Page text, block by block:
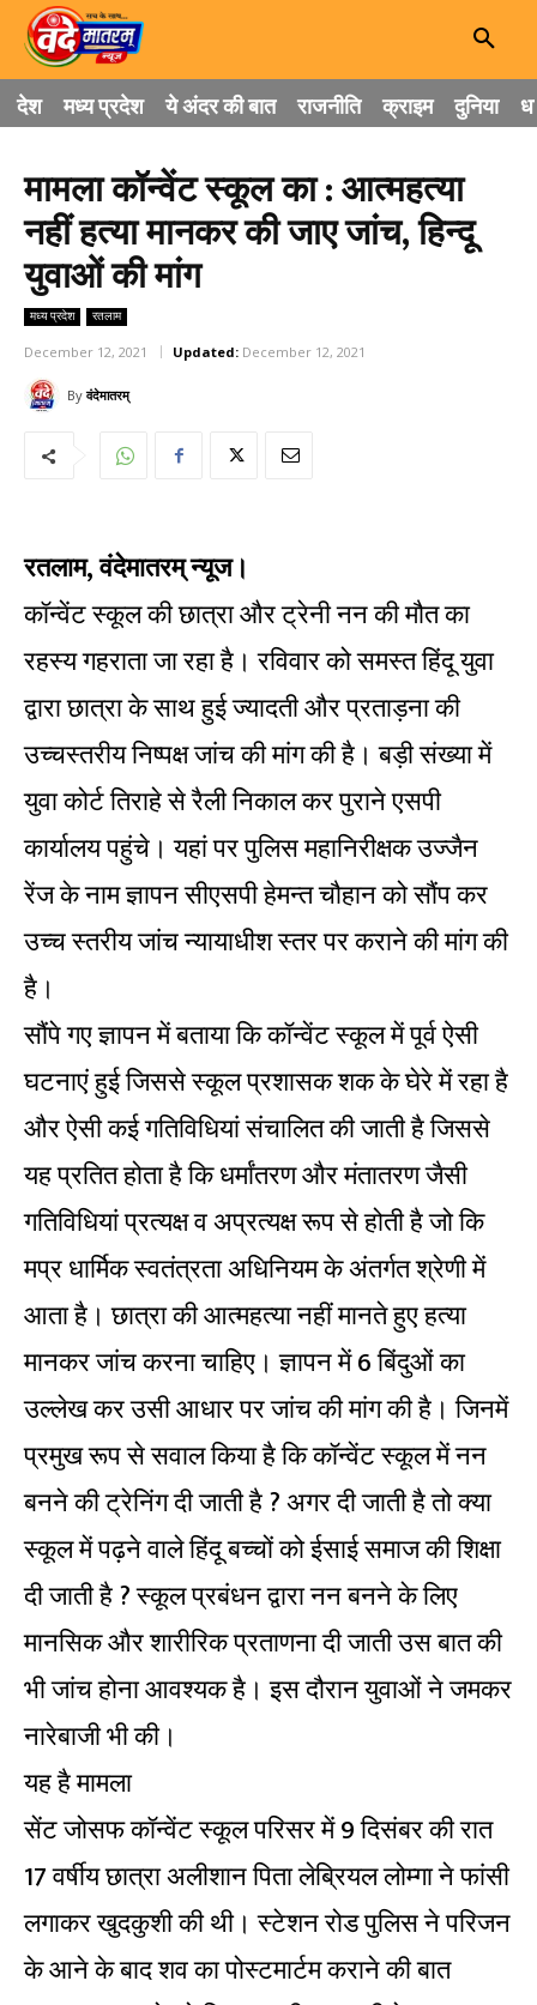
देश मध्य प्रदेश ये अंदर की बात राजनीति क्राइम दुनिया
मामला कॉन्वेंट स्कूल का : आत्महत्या
नहीं हत्या मानकर की जाए जांच, हिन्दू
युवाओं की मांग
मध्य प्रदेश रतलाम
December 12, 2021 Updated: December 12, 2021
By वंदेमातरम्
रतलाम, वंदेमातरम् न्यूज।
कॉन्वेंट स्कूल की छात्रा और ट्रेनी नन की मौत का
रहस्य गहराता जा रहा है। रविवार को समस्त हिंदू युवा
द्वारा छात्रा के साथ हुई ज्यादती और प्रताड़ना की
उच्चस्तरीय निष्पक्ष जांच की मांग की है। बड़ी संख्या में
युवा कोर्ट तिराहे से रैली निकाल कर पुराने एसपी
कार्यालय पहुंचे। यहां पर पुलिस महानिरीक्षक उज्जैन
रेंज के नाम ज्ञापन सीएसपी हेमन्त चौहान को सौंप कर
उच्च स्तरीय जांच न्यायाधीश स्तर पर कराने की मांग की
है।
सौंपे गए ज्ञापन में बताया कि कॉन्वेंट स्कूल में पूर्व ऐसी
घटनाएं हुई जिससे स्कूल प्रशासक शक के घेरे में रहा है
और ऐसी कई गतिविधियां संचालित की जाती है जिससे
यह प्रतित होता है कि धर्मांतरण और मंतातरण जैसी
गतिविधियां प्रत्यक्ष व अप्रत्यक्ष रूप से होती है जो कि
मप्र धार्मिक स्वतंत्रता अधिनियम के अंतर्गत श्रेणी में
आता है। छात्रा की आत्महत्या नहीं मानते हुए हत्या
मानकर जांच करना चाहिए। ज्ञापन में 6 बिंदुओं का
उल्लेख कर उसी आधार पर जांच की मांग की है। जिनमें
प्रमुख रूप से सवाल किया है कि कॉन्वेंट स्कूल में नन
बनने की ट्रेनिंग दी जाती है ? अगर दी जाती है तो क्या
स्कूल में पढ़ने वाले हिंदू बच्चों को ईसाई समाज की शिक्षा
दी जाती है ? स्कूल प्रबंधन द्वारा नन बनने के लिए
मानसिक और शारीरिक प्रताणना दी जाती उस बात की
भी जांच होना आवश्यक है। इस दौरान युवाओं ने जमकर
नारेबाजी भी की।
यह है मामला
सेंट जोसफ कॉन्वेंट स्कूल परिसर में 9 दिसंबर की रात
17 वर्षीय छात्रा अलीशान पिता लेब्रियल लोम्गा ने फांसी
लगाकर खुदकुशी की थी। स्टेशन रोड पुलिस ने परिजन
के आने के बाद शव का पोस्टमार्टम कराने की बात